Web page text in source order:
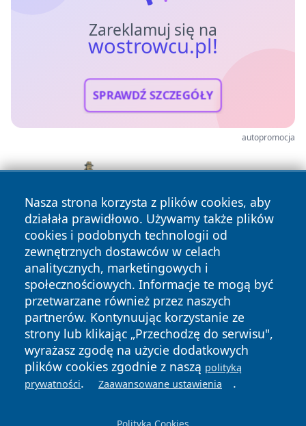
Zareklamuj się na
wostrowcu.pl!
SPRAWDŹ SZCZEGÓŁY
autopromocja
Nasza strona korzysta z plików cookies, aby
działała prawidłowo. Używamy także plików
cookies i podobnych technologii od
zewnętrznych dostawców w celach
analitycznych, marketingowych i
społecznościowych. Informacje te mogą być
przetwarzane również przez naszych
partnerów. Kontynuując korzystanie ze
strony lub klikając „Przechodzę do serwisu",
wyrażasz zgodę na użycie dodatkowych
plików cookies zgodnie z naszą polityką
prywatności. Zaawansowane ustawienia .
Copyright © 2026 wostrowcu.pl Wszystkie prawa zastrzeżone.
News Autorzy
Polityka
Polityka